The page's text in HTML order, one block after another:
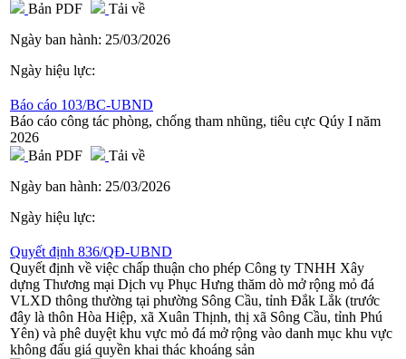
Bản PDF
Tải về
Ngày ban hành: 25/03/2026
Ngày hiệu lực:
Báo cáo 103/BC-UBND
Báo cáo công tác phòng, chống tham nhũng, tiêu cực Qúy I năm
2026
Bản PDF
Tải về
Ngày ban hành: 25/03/2026
Ngày hiệu lực:
Quyết định 836/QĐ-UBND
Quyết định về việc chấp thuận cho phép Công ty TNHH Xây
dựng Thương mại Dịch vụ Phục Hưng thăm dò mở rộng mỏ đá
VLXD thông thường tại phường Sông Cầu, tỉnh Đắk Lắk (trước
đây là thôn Hòa Hiệp, xã Xuân Thịnh, thị xã Sông Cầu, tỉnh Phú
Yên) và phê duyệt khu vực mỏ đá mở rộng vào danh mục khu vực
không đấu giá quyền khai thác khoáng sản